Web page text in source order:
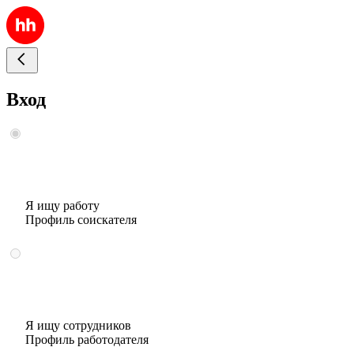
Вход
Я ищу работу
Профиль соискателя
Я ищу сотрудников
Профиль работодателя